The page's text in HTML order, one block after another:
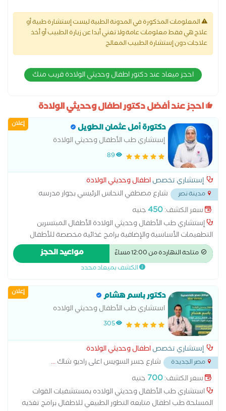
المعلومات المذكورة في المدونة الطبية ليست إستشارة طبية أو
علاج هي فقط معلومات عامة ولا تغني أبدا عن زيارة الطبيب أو أخذ
علاجات دون إستشارة الطبيب المعالج
احجز ميعاد عند دكتور اطفال وحديثي الولادة قريب منك
احجز عند أفضل دكتور اطفال وحديثي الولادة
إعلان دكتورة أمل عثمان الطويل
إستشاري طب الأطفال وحديثي الولادة
89
إستشاري تخصصاطفال وحديثي الولادة
مدينة نصر
شارع مصطفي النحاس الرئيسي بجوار مدرسه
المنهل...
سعر الكشف:450جنيه
إستشاري طب الأطفال وحديثي الولادة الأطفال المبتسرين
التطعيمات الأساسية والإضافية برامج غذائية مخصصة للأطفال
رضاعة طبيعية روماتيزم أطفال طب الأطفال متابعة التطور الطبيعي
للأطفال متابعة النمو الجسدي للطفل متابعة النمو العقلي للطفل
متابعة حالات تأخر النمو
متاحة النهاردة من 12:00 مساءً مواعيد الحجز
الكشف بميعاد محدد
إعلان دكتور باسم هشام
استشاري طب الأطفال وحديثي الولاده
305
إستشاري تخصصاطفال وحديثي الولادة
مصر الجديدة شارع جسر السويس اعلى راديو شاك...
سعر الكشف:700 جنيه
استشاري طب الأطفال وحديثي الولاده بمستشفيات القوات
المسلحة طب اطفال متابعه التطور الطبيعي للاطفال برامج تغذيه